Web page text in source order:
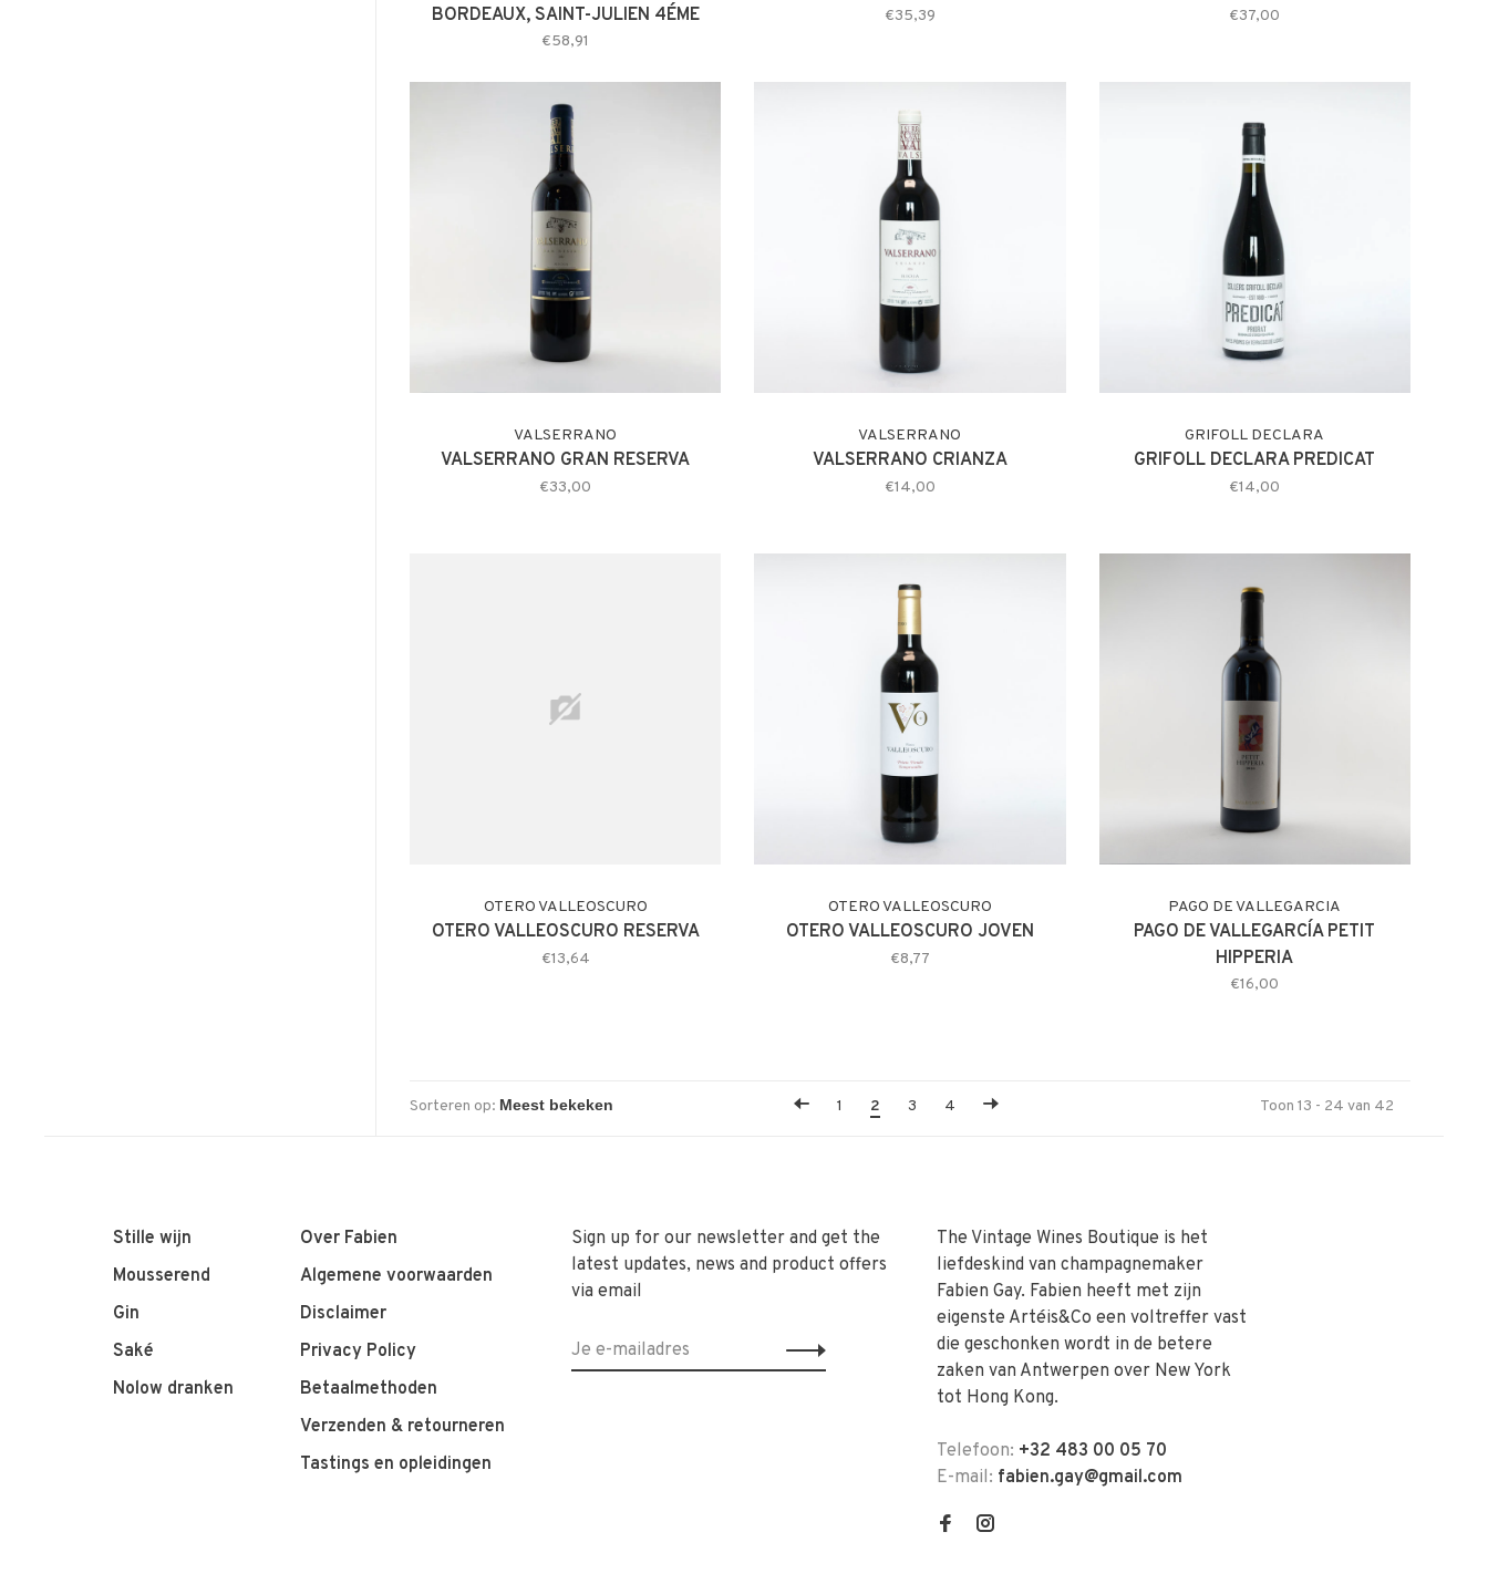
BORDEAUX, SAINT-JULIEN 4ÉME
GRAND CRU CLASSÉ 1976
€58,91
€35,39 €37,00
VALSERRANO
VALSERRANO GRAN RESERVA
€33,00
VALSERRANO
VALSERRANO CRIANZA
€14,00
GRIFOLL DECLARA
GRIFOLL DECLARA PREDICAT
€14,00
OTERO VALLEOSCURO
OTERO VALLEOSCURO RESERVA
€13,64
OTERO VALLEOSCURO
OTERO VALLEOSCURO JOVEN
€8,77
PAGO DE VALLEGARCIA
PAGO DE VALLEGARCÍA PETIT
HIPPERIA
€16,00
Sorteren op: 1 2 3 4 Toon 13 - 24 van 42
Stille wijn
Mousserend
Gin
Saké
Nolow dranken
Over Fabien
Algemene voorwaarden
Disclaimer
Privacy Policy
Betaalmethoden
Verzenden & retourneren
Tastings en opleidingen
Sign up for our newsletter and get the
latest updates, news and product offers
via email
The Vintage Wines Boutique is het
liefdeskind van champagnemaker
Fabien Gay. Fabien heeft met zijn
eigenste Artéis&Co een voltreffer vast
die geschonken wordt in de betere
zaken van Antwerpen over New York
tot Hong Kong.
Telefoon: +32 483 00 05 70
E-mail: fabien.gay@gmail.com